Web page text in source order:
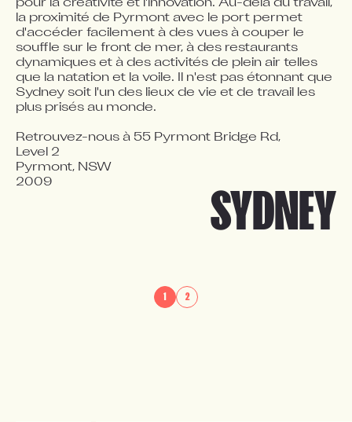
SYDNEY
pour la créativité et l'innovation. Au-delà du travail,
la proximité de Pyrmont avec le port permet
d'accéder facilement à des vues à couper le
souffle sur le front de mer, à des restaurants
dynamiques et à des activités de plein air telles
que la natation et la voile. Il n'est pas étonnant que
Sydney soit l'un des lieux de vie et de travail les
plus prisés au monde.
Retrouvez-nous à 55 Pyrmont Bridge Rd,
Level 2
Pyrmont, NSW
2009
DNEG reconnaît les propriétaires traditionnels et les
gardiens de la terre où nous vivons, créons et racontons
nos histoires - le peuple Gadigal de la nation Eora. Nous
rendons hommage à leurs aînés passés, présents et
émergents. Nous reconnaissons la force et la pérennité
du lien avec la terre et la culture. Cette terre est et restera
1 2
FURIOSA: A MAD